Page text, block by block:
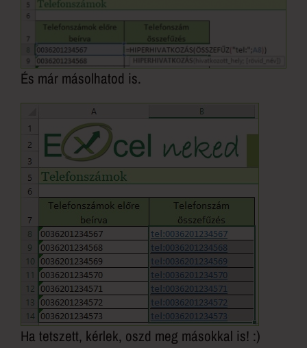
És már másolhatod is.
Ha tetszett, kérlek, oszd meg másokkal is! :)